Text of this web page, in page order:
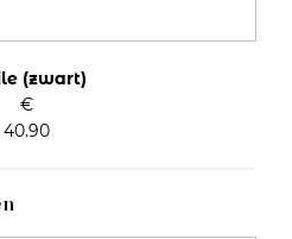
(zwart)
€
40.90